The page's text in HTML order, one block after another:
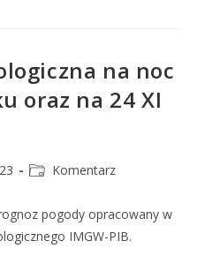
na noc
oraz na 24 XI
Komentarz
pogody opracowany w
IMGW-PIB.